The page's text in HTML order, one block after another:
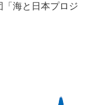
海と日本プロジ